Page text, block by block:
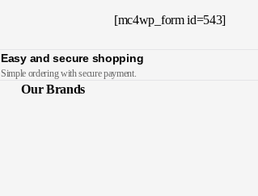
[mc4wp_form id=543]
Easy and secure shopping
Simple ordering with secure payment.
Our Brands